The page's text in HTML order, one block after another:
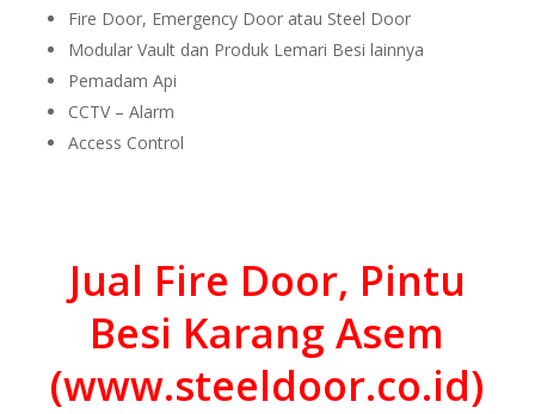
Fire Door, Emergency Door atau Steel Door
Modular Vault dan Produk Lemari Besi lainnya
Pemadam Api
CCTV – Alarm
Access Control
Jual Fire Door, Pintu
Besi Karang Asem
(www.steeldoor.co.id)